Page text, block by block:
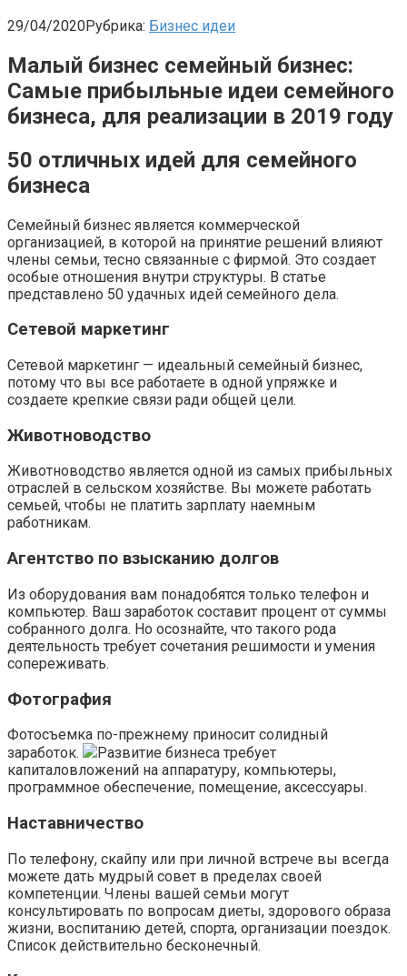
29/04/2020Рубрика: Бизнес идеи
Малый бизнес семейный бизнес:
Самые прибыльные идеи семейного
бизнеса, для реализации в 2019 году
50 отличных идей для семейного
бизнеса
Семейный бизнес является коммерческой
организацией, в которой на принятие решений влияют
члены семьи, тесно связанные с фирмой. Это создает
особые отношения внутри структуры. В статье
представлено 50 удачных идей семейного дела.
Сетевой маркетинг
Сетевой маркетинг — идеальный семейный бизнес,
потому что вы все работаете в одной упряжке и
создаете крепкие связи ради общей цели.
Животноводство
Животноводство является одной из самых прибыльных
отраслей в сельском хозяйстве. Вы можете работать
семьей, чтобы не платить зарплату наемным
работникам.
Агентство по взысканию долгов
Из оборудования вам понадобятся только телефон и
компьютер. Ваш заработок составит процент от суммы
собранного долга. Но осознайте, что такого рода
деятельность требует сочетания решимости и умения
сопереживать.
Фотография
Фотосъемка по-прежнему приносит солидный
заработок.
Развитие бизнеса требует
капиталовложений на аппаратуру, компьютеры,
программное обеспечение, помещение, аксессуары.
Наставничество
По телефону, скайпу или при личной встрече вы всегда
можете дать мудрый совет в пределах своей
компетенции. Члены вашей семьи могут
консультировать по вопросам диеты, здорового образа
жизни, воспитанию детей, спорта, организации поездок.
Список действительно бесконечный.